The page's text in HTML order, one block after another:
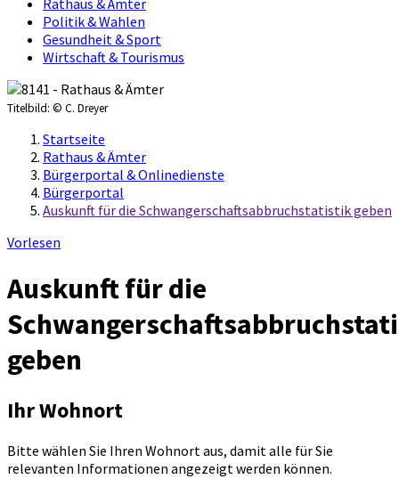
Rathaus & Ämter
Politik & Wahlen
Gesundheit & Sport
Wirtschaft & Tourismus
Titelbild: © C. Dreyer
Startseite
Rathaus & Ämter
Bürgerportal & Onlinedienste
Bürgerportal
Auskunft für die Schwangerschaftsabbruchstatistik geben
Vorlesen
Auskunft für die
geben
Ihr Wohnort
Bitte wählen Sie Ihren Wohnort aus, damit alle für Sie
relevanten Informationen angezeigt werden können.